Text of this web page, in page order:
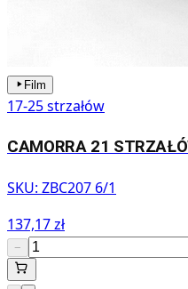
Film
17-25 strzałów
CAMORRA 21
SKU: ZBC207 6/1
137,17 zł
−